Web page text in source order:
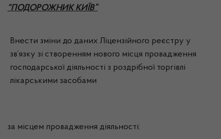
“ПОДОРОЖНИК КИЇВ”
Внести зміни до даних Ліцензійного реєстру у
зв’язку зі створенням нового місця провадження
господарської діяльності з роздрібної торгівлі
лікарськими засобами
за місцем провадження діяльності: